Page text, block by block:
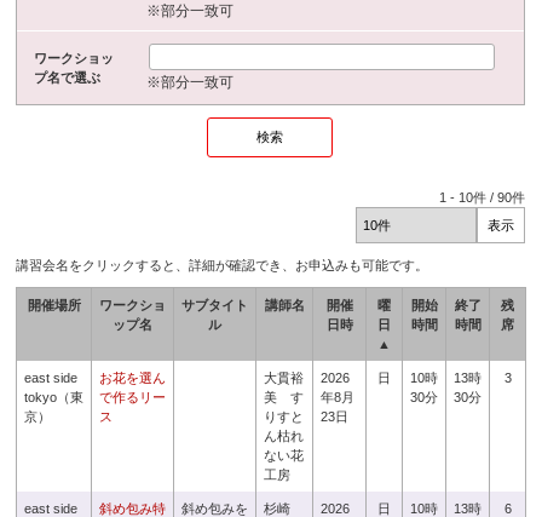
※部分一致可
ワークショッ
プ名で選ぶ
※部分一致可
1 - 10件 /90件
講習会名をクリックすると、詳細が確認でき、お申込みも可能です。
開催場所
ワークショ
ップ名
サブタイト
ル
講師名
開催
日時
曜
日
▲
開始
時間
終了
時間
残
席
east side
tokyo（東
京）
お花を選ん
で作るリー
ス
大貫裕
美 す
りすと
ん枯れ
ない花
工房
2026
年8月
23日
日
10時
30分
13時
30分
3
east side
斜め包み特
斜め包みを
杉崎
2026
日
10時
13時
6